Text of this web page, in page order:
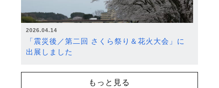
2026.04.14
「震災後／第二回 さくら祭り＆花火大会」に
出展しました
もっと見る